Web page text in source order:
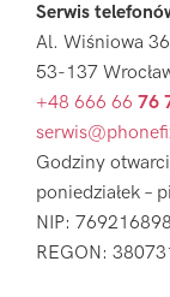
Serwis
Al. Wiśniowa
53-137
+48 666 66 76
Godziny
poniedziałek –
NIP:
REGON: